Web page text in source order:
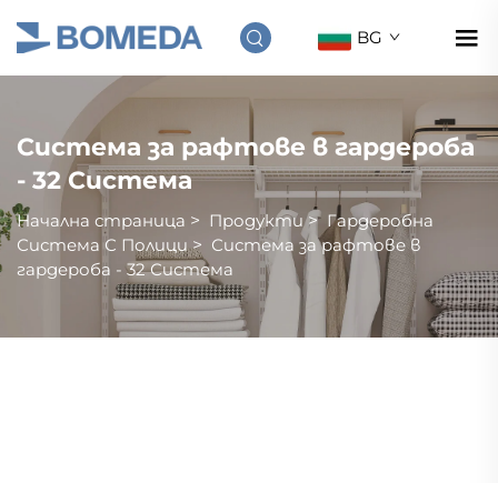
BG
Система за рафтове в гардероба
- 32 Система
Начална страница > Продукти> Гардеробна
Система С Полици> Система за рафтове в
гардероба - 32 Система